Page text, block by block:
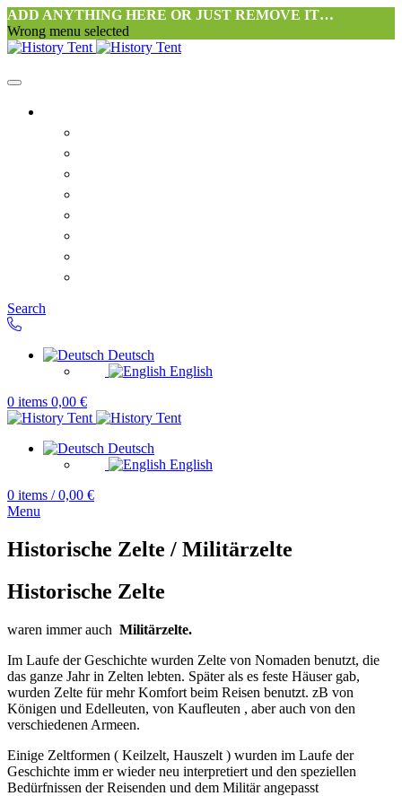
ADD ANYTHING HERE OR JUST REMOVE IT…
Wrong menu selected
Search
Deutsch
English
0 items 0,00 €
Deutsch
English
0 items / 0,00 €
Menu
Historische Zelte / Militärzelte
Historische Zelte
waren immer auch Militärzelte.
Im Laufe der Geschichte wurden Zelte von Nomaden benutzt, die
das ganze Jahr in Zelten lebten. Später als es feste Häuser gab,
wurden Zelte für mehr Komfort beim Reisen benutzt. zB von
Königen und Edelleuten, von Kaufleuten , aber auch von den
verschiedenen Armeen.
Einige Zeltformen ( Keilzelt, Hauszelt ) wurden im Laufe der
Geschichte imm er wieder neu interpretiert und den speziellen
Bedürfnissen der Reisenden und dem Militär angepasst